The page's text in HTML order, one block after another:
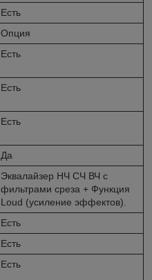
Есть
Опция
Есть
Есть
Есть
Да
Эквалайзер НЧ СЧ ВЧ с
фильтрами среза + Функция
Loud (усиление эффектов).
Есть
Есть
Есть